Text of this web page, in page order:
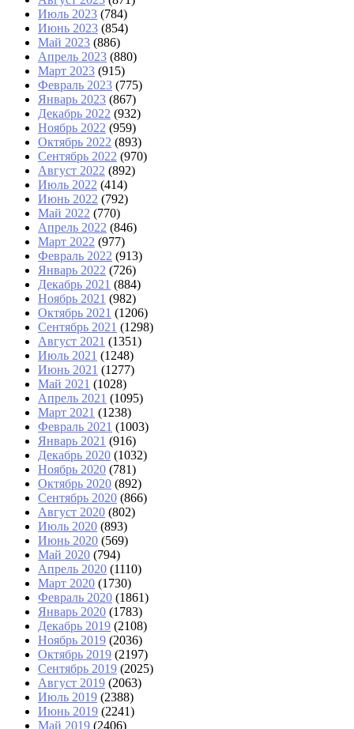
Июль 2023 (784)
Июнь 2023 (854)
Май 2023 (886)
Апрель 2023 (880)
Март 2023 (915)
Февраль 2023 (775)
Январь 2023 (867)
Декабрь 2022 (932)
Ноябрь 2022 (959)
Октябрь 2022 (893)
Сентябрь 2022 (970)
Август 2022 (892)
Июль 2022 (414)
Июнь 2022 (792)
Май 2022 (770)
Апрель 2022 (846)
Март 2022 (977)
Февраль 2022 (913)
Январь 2022 (726)
Декабрь 2021 (884)
Ноябрь 2021 (982)
Октябрь 2021 (1206)
Сентябрь 2021 (1298)
Август 2021 (1351)
Июль 2021 (1248)
Июнь 2021 (1277)
Май 2021 (1028)
Апрель 2021 (1095)
Март 2021 (1238)
Февраль 2021 (1003)
Январь 2021 (916)
Декабрь 2020 (1032)
Ноябрь 2020 (781)
Октябрь 2020 (892)
Сентябрь 2020 (866)
Август 2020 (802)
Июль 2020 (893)
Июнь 2020 (569)
Май 2020 (794)
Апрель 2020 (1110)
Март 2020 (1730)
Февраль 2020 (1861)
Январь 2020 (1783)
Декабрь 2019 (2108)
Ноябрь 2019 (2036)
Октябрь 2019 (2197)
Сентябрь 2019 (2025)
Август 2019 (2063)
Июль 2019 (2388)
Июнь 2019 (2241)
Май 2019 (2406)